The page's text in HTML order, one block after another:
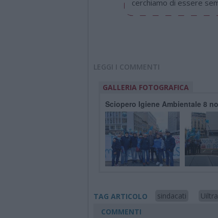
cerchiamo di essere
LEGGI I COMMENTI
GALLERIA FOTOGRAFICA
Sciopero Igiene Ambientale 8
TAG ARTICOLO sindacati
COMMENTI